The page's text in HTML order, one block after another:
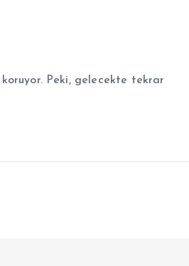
Peki, gelecekte tekrar